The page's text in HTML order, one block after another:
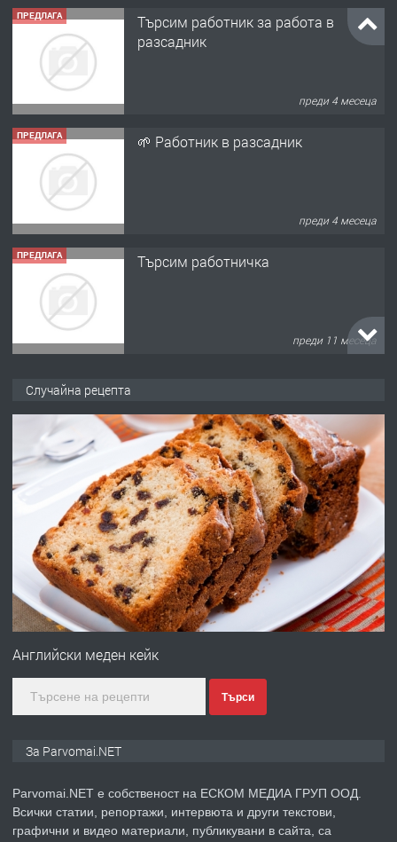
ПРЕДЛАГА
Търсим работник за работа в
разсадник
преди 4 месеца
ПРЕДЛАГА 🌱 Работник в разсадник
преди 4 месеца
ПРЕДЛАГА Търсим работничка
преди 11 месеца
преди 1 година
Работа за общи работници
преди 1 година
ПРЕДЛАГА
Първи поход "По стъпките на Ангел
преди 1 година
Случайна рецепта
Английски меден кейк
Търси
За Parvomai.NET
Parvomai.NET е собственост на ЕСКОМ МЕДИА ГРУП ООД.
Всички статии, репортажи, интервюта и други текстови,
графични и видео материали, публикувани в сайта, са